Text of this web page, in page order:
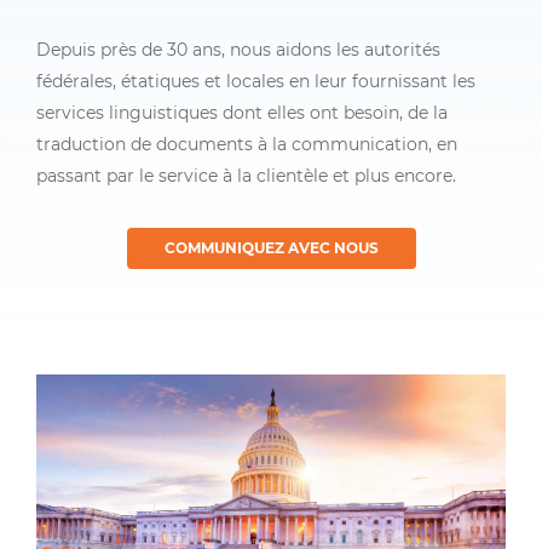
Depuis près de 30 ans, nous aidons les autorités
fédérales, étatiques et locales en leur fournissant les
services linguistiques dont elles ont besoin, de la
traduction de documents à la communication, en
passant par le service à la clientèle et plus encore.
COMMUNIQUEZ AVEC NOUS